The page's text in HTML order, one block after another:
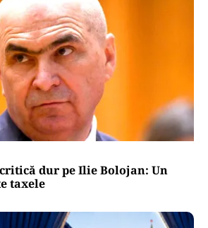
dur pe Ilie Bolojan: Un
taxele